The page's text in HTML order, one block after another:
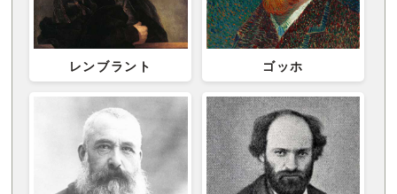
レンブラント ゴッホ